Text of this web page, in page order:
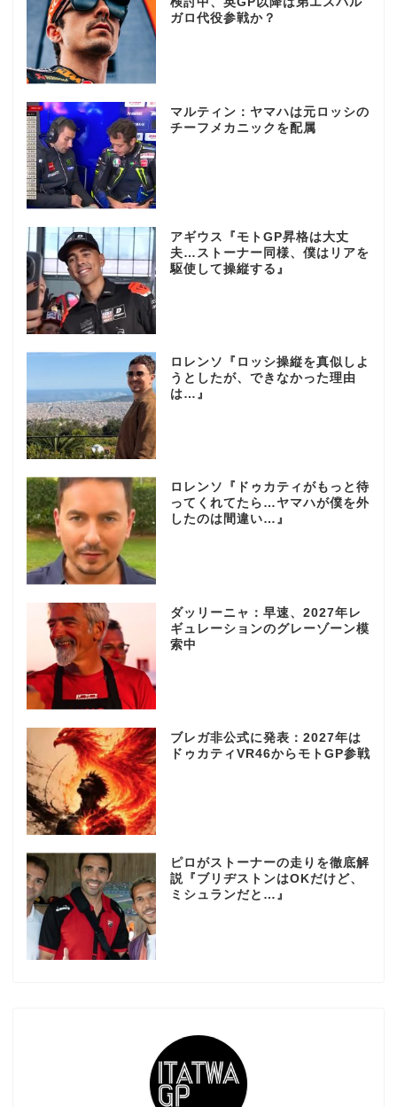
ガロ代役参戦か？
マルティン：ヤマハは元ロッシの
チーフメカニックを配属
アギウス『モトGP昇格は大丈
夫…ストーナー同様、僕はリアを
駆使して操縦する』
ロレンソ『ロッシ操縦を真似しよ
うとしたが、できなかった理由
は…』
ロレンソ『ドゥカティがもっと待
ってくれてたら…ヤマハが僕を外
したのは間違い…』
ダッリーニャ：早速、2027年レ
ギュレーションのグレーゾーン模
索中
ブレガ非公式に発表：2027年は
ドゥカティVR46からモトGP参戦
ピロがストーナーの走りを徹底解
説『ブリヂストンはOKだけど、
ミシュランだと…』